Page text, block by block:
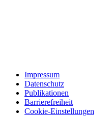
Impressum
Datenschutz
Publikationen
Barrierefreiheit
Cookie-Einstellungen